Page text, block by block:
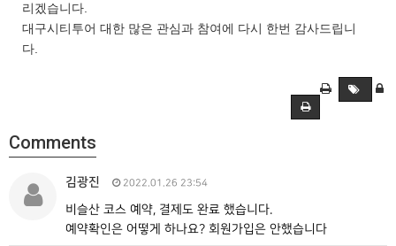
리겠습니다.
대구시티투어 대한 많은 관심과 참여에 다시 한번 감사드립니
다.
Comments
김광진 2022.01.26 23:54
비슬산 코스 예약, 결제도 완료 했습니다.
예약확인은 어떻게 하나요? 회원가입은 안했습니다